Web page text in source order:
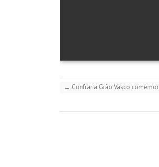
← Confraria Grão Vasco